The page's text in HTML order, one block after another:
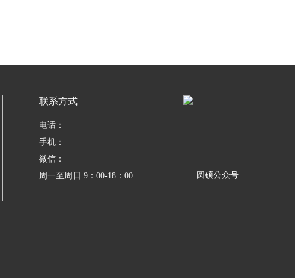
联系方式
电话：
手机：
微信：
周一至周日 9：00-18：00
圆硕公众号